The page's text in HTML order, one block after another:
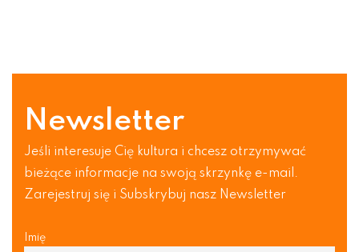
Newsletter
Jeśli interesuje Cię kultura i chcesz otrzymywać
bieżące informacje na swoją skrzynkę e-mail.
Zarejestruj się i Subskrybuj nasz Newsletter
Imię